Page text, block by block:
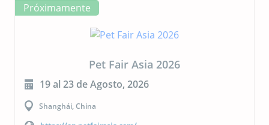
Próximamente
CIPAL 2026
23 al 24 de Septiembre, 2026
Buenos Aires, Argentina